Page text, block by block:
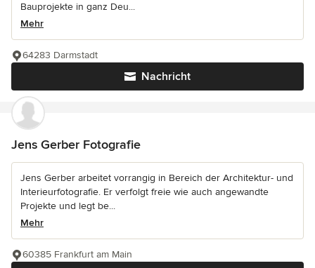
Bauprojekte in ganz Deu...
Mehr
Nachricht
64283 Darmstadt
Jens Gerber Fotografie
Jens Gerber arbeitet vorrangig in Bereich der Architektur- und
Interieurfotografie. Er verfolgt freie wie auch angewandte
Projekte und legt be...
Mehr
60385 Frankfurt am Main